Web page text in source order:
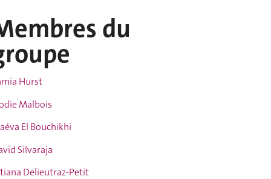
du
Hurst
Malbois
El Bouchikhi
Silvaraja
Delieutraz-Petit